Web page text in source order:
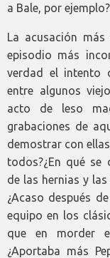
a Bale, por ejemplo?
La acusación
episodio más
verdad el intento
entre algunos
acto de leso
grabaciones de
demostrar con
todos?¿En qué se
de las hernias y
¿Acaso después
equipo en los
que en morder
¿Aportaba más